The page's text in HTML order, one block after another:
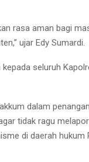
rasa aman bagi
ujar Edy Sumardi.
seluruh
dalam
tidak ragu
di daerah hukum